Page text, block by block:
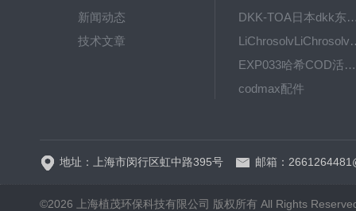
新闻动态
技术文章
DKK-TOA日本dkk东亚电
EXP033哈希COD活塞泵价格 EXP033
codmax配件
地址：上海市闵行区虹中路395号 邮箱：
©2026 上海植茂环保科技有限公司 版权所有 All Rights